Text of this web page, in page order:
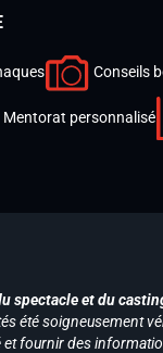
Conseils
Mentorat personnalisé
spectacle et du
été soigneusement
fournir des